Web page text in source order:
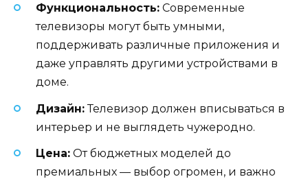
Функциональность: Современные
телевизоры могут быть умными,
поддерживать различные приложения и
даже управлять другими устройствами в
доме.
Дизайн:Телевизор должен вписываться в
интерьер и не выглядеть чужеродно.
Цена: От бюджетных моделей до
премиальных — выбор огромен, и важно